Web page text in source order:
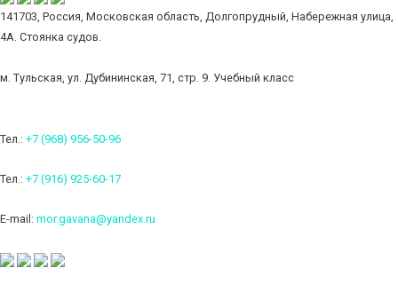
141703, Россия, Московская область, Долгопрудный, Набережная улица,
4А. Стоянка судов.
м. Тульская, ул. Дубининская, 71, стр. 9. Учебный класс
Тел.: +7 (968) 956-50-96
Тел.: +7 (916) 925-60-17
E-mail: mor.gavana@yandex.ru